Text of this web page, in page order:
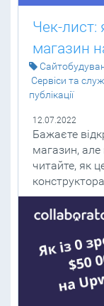
Чек-лист:
магазин
Сервіси та
публікації
12.07.2022
Бажаєте
магазин, але
читайте, як